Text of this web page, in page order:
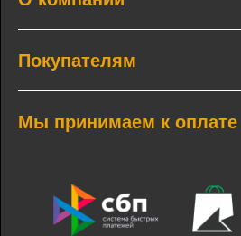
Покупателям
Мы принимаем к оплате